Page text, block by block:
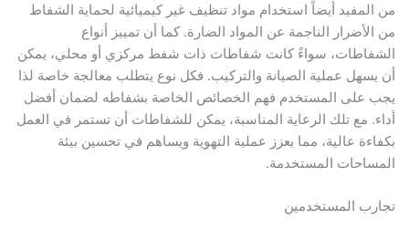
أيضاً استخدام مواد تنظيف غير كيميائية لحماية الشفاط
الناجمة عن المواد الضارة. كما أن تمييز أنواع
سواءً كانت شفاطات ذات شفط مركزي أو محلي، يمكن
عملية الصيانة والتركيب. فكل نوع يتطلب معالجة خاصة لذا
على المستخدم فهم الخصائص الخاصة بشفاطه لضمان أفضل
مع تلك الرعاية المناسبة، يمكن للشفاطات أن تستمر في العمل
عالية، مما يعزز عملية التهوية ويساهم في تحسين بيئة
المستخدمة.
المستخدمين